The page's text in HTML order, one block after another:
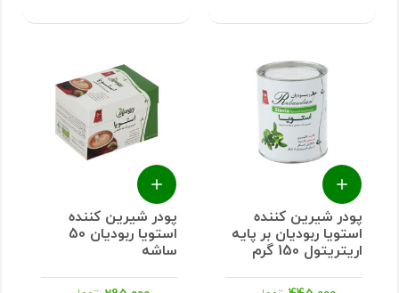
پودر شیرین کننده
استویا ربودیان بر پایه
اریتریتول 150 گرم
پودر شیرین کننده
استویا ربودیان 50
ساشه